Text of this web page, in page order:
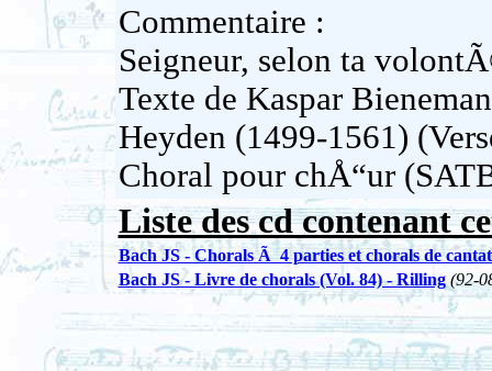
Commentaire :
Seigneur, selon ta
Texte de Kaspar
Heyden (1499-1561)
Choral pour chÅ“ur
Liste des cd contenant
Bach JS - Chorals Ã 4 parties et chorals de
Bach JS - Livre de chorals (Vol. 84) - Rilling (92-